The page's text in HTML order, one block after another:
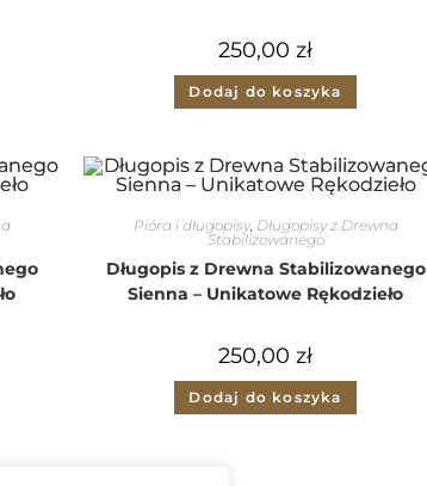
250,00 zł
Dodaj do koszyka
Pióra i długopisy, Długopisy z Drewna
Stabilizowanego
Długopis z Drewna Stabilizowanego
Sienna – Unikatowe Rękodzieło
250,00 zł
Dodaj do koszyka